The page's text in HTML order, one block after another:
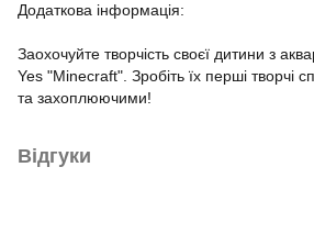
Додаткова інформація:
Заохочуйте творчість своєї дитини з
Yes "Minecraft". Зробіть їх перші творчі
та захоплюючими!
Відгуки